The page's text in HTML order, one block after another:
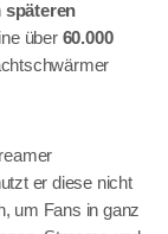
späteren
über 60.000
er diese nicht
um Fans in ganz